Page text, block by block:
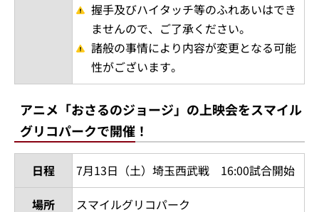
握手及びハイタッチ等のふれあいはでき
ませんので、ご了承ください。
諸般の事情により内容が変更となる可能
性がございます。
アニメ「おさるのジョージ」の上映会をスマイル
グリコパークで開催！
日程
7月13日（土）埼玉西武戦 16:00試合開始
場所
スマイルグリコパーク